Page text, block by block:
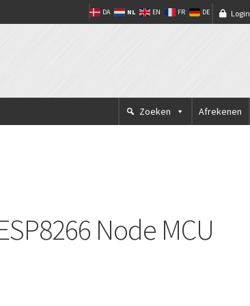
Login
DA NL EN FR DE
Afrekenen
Zoeken
Node MCU